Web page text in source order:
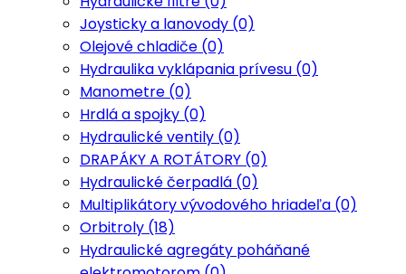
Joysticky a lanovody (0)
Olejové chladiče (0)
Hydraulika vyklápania prívesu (0)
Manometre (0)
Hrdlá a spojky (0)
Hydraulické ventily (0)
DRAPÁKY A ROTÁTORY (0)
Hydraulické čerpadlá (0)
Multiplikátory vývodového hriadeľa (0)
Orbitroly (18)
Hydraulické agregáty poháňané